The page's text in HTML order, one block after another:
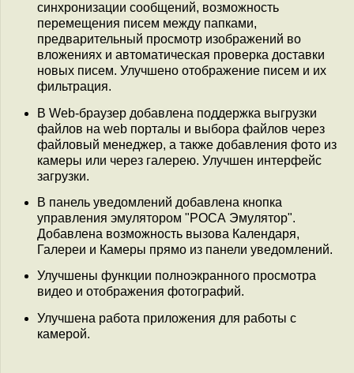
синхронизации сообщений, возможность
перемещения писем между папками,
предварительный просмотр изображений во
вложениях и автоматическая проверка доставки
новых писем. Улучшено отображение писем и их
фильтрация.
В Web-браузер добавлена поддержка выгрузки
файлов на web порталы и выбора файлов через
файловый менеджер, а также добавления фото из
камеры или через галерею. Улучшен интерфейс
загрузки.
В панель уведомлений добавлена кнопка
управления эмулятором "РОСА Эмулятор".
Добавлена возможность вызова Календаря,
Галереи и Камеры прямо из панели уведомлений.
Улучшены функции полноэкранного просмотра
видео и отображения фотографий.
Улучшена работа приложения для работы с
камерой.